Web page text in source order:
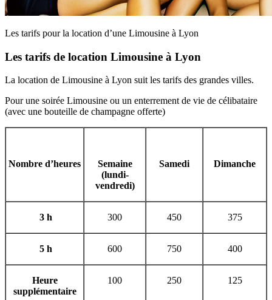
Les tarifs pour la location d’une Limousine à Lyon
Les tarifs de location Limousine à Lyon
La location de Limousine à Lyon suit les tarifs des grandes villes.
Pour une soirée Limousine ou un enterrement de vie de célibataire
(avec une bouteille de champagne offerte)
Nombre d’heures
Semaine
(lundi-
vendredi)
Samedi Dimanche
3 h 300 450 375
5 h 600 750 400
Heure
supplémentaire
100 250 125